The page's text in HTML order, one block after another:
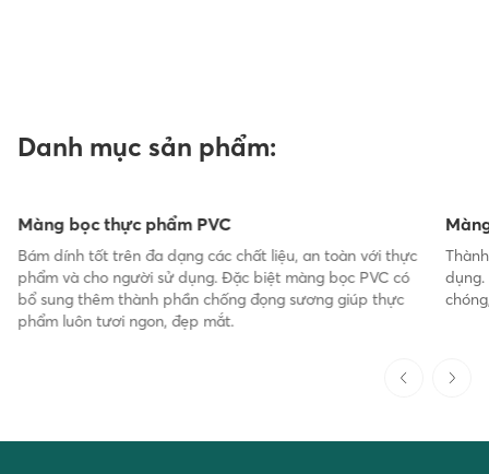
Danh mục sản phẩm:
Màng bọc thực phẩm PVC
Bám dính tốt trên đa dạng các chất liệu, an toàn với thực
phẩm và cho người sử dụng. Đặc biệt màng bọc PVC có
bổ sung thêm thành phần chống đọng sương giúp thực
phẩm luôn tươi ngon, đẹp mắt.